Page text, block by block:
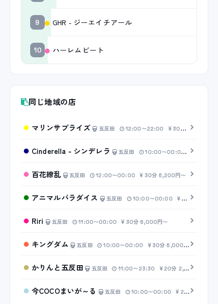
9 GHR - ジーエイチアール
10 ハーレムビート
同じ地域の店
マリンサプライズ 五反田 12:00〜22:00 30分 6,200円〜
Cinderella - シンデレラ 五反田 10:00〜00:00 30分
百花繚乱 五反田 12:00〜00:00 30分 6,200円〜
アニマルパラダイス 五反田 10:00〜00:00 30分 6,200円〜
Riri 五反田 11:00〜00:00 30分 6,000円〜
キングダム 五反田 10:00〜00:00 30分 6,000円〜
かりんと五反田 五反田 11:00〜23:30 20分 2,500円〜
今COCOまいが～る 五反田 10:00〜00:00 20分 4,000円〜